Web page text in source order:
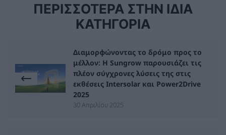
ΠΕΡΙΣΣΟΤΕΡΑ ΣΤΗΝ ΙΔΙΑ
ΚΑΤΗΓΟΡΙΑ
Διαμορφώνοντας το δρόμο προς το
μέλλον: Η Sungrow παρουσιάζει τις
πλέον σύγχρονες λύσεις της στις
εκθέσεις Intersolar και Power2Drive
2025
30 Απριλίου 2025